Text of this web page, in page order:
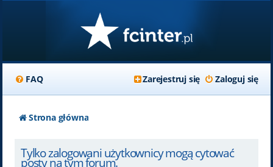
FAQ Zaloguj się
Zarejestruj się
Strona główna
Tylko zalogowani użytkownicy mogą cytować
posty na tym forum.